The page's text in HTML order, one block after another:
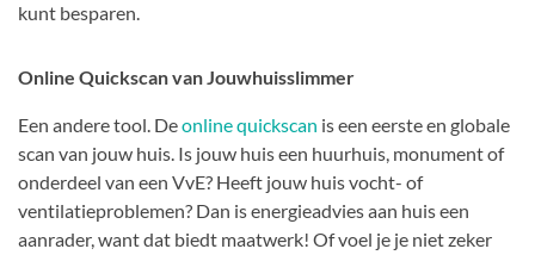
kunt besparen.
Online Quickscan van Jouwhuisslimmer
Een andere tool. Deonline quickscan is een eerste en globale
scan van jouw huis. Is jouw huis een huurhuis, monument of
onderdeel van een VvE? Heeft jouw huis vocht- of
ventilatieproblemen? Dan is energieadvies aan huis een
aanrader, want dat biedt maatwerk! Of voel je je niet zeker